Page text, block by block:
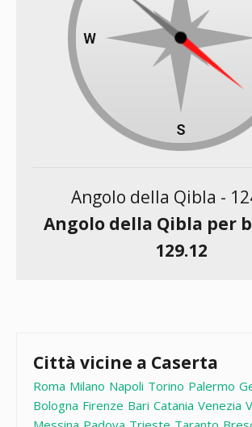
Angolo della Qibla -
Angolo della Qibla per
129.12
Città vicine a Caserta
Roma Milano Napoli Torino Palermo
Bologna Firenze Bari Catania Venezia